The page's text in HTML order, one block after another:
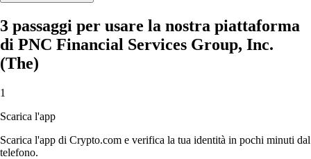
3 passaggi per usare la nostra piattaforma
di PNC Financial Services Group, Inc.
(The)
1
Scarica l'app
Scarica l'app di Crypto.com e verifica la tua identità in pochi minuti dal
telefono.